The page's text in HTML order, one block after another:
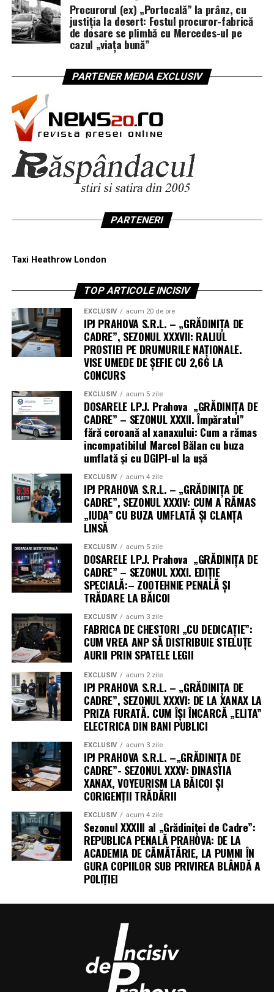
Procurorul (ex) „Portocală” la prânz, cu
justiția la desert: Fostul procuror-fabrică
de dosare se plimbă cu Mercedes-ul pe
cazul „viața bună”
PARTENER MEDIA EXCLUSIV
PARTENERI
Taxi Heathrow London
TOP ARTICOLE INCISIV
EXCLUSIV acum 20 de ore
IPJ PRAHOVA S.R.L. – „GRĂDINIȚA DE
CADRE”, SEZONUL XXXVII: RALIUL
PROSTIEI PE DRUMURILE NAȚIONALE.
VISE UMEDE DE ȘEFIE CU 2,66 LA
CONCURS
EXCLUSIV acum 5 zile
DOSARELE I.P.J. Prahova „GRĂDINIȚA DE
CADRE” – SEZONUL XXXII. Împăratul”
fără coroană al xanaxului: Cum a rămas
incompatibilul Marcel Bălan cu buza
umflată și cu DGIPI-ul la ușă
EXCLUSIV acum 4 zile
IPJ PRAHOVA S.R.L. – „GRĂDINIȚA DE
CADRE”, SEZONUL XXXIV: CUM A RĂMAS
„IUDA” CU BUZA UMFLATĂ ȘI CLANȚA
LINSĂ
EXCLUSIV acum 5 zile
DOSARELE I.P.J. Prahova „GRĂDINIȚA DE
CADRE” – SEZONUL XXXI. EDIȚIE
SPECIALĂ:– ZOOTEHNIE PENALĂ ȘI
TRĂDARE LA BĂICOI
EXCLUSIV acum 3 zile
FABRICA DE CHESTORI „CU DEDICAȚIE”:
CUM VREA ANP SĂ DISTRIBUIE STELUȚE
AURII PRIN SPATELE LEGII
EXCLUSIV acum 2 zile
IPJ PRAHOVA S.R.L. – „GRĂDINIȚA DE
CADRE”, SEZONUL XXXVI: DE LA XANAX LA
PRIZA FURATĂ. CUM ÎȘI ÎNCARCĂ „ELITA”
ELECTRICA DIN BANI PUBLICI
EXCLUSIV acum 3 zile
IPJ PRAHOVA S.R.L. –„GRĂDINIȚA DE
CADRE”- SEZONUL XXXV: DINASTIA
XANAX, VOYEURISM LA BĂICOI ȘI
CORIGENȚII TRĂDĂRII
EXCLUSIV acum 4 zile
Sezonul XXXIII al „Grădiniței de Cadre”:
REPUBLICA PENALĂ PRAHOVA: DE LA
ACADEMIA DE CĂMĂTĂRIE, LA PUMNI ÎN
GURA COPIILOR SUB PRIVIREA BLÂNDĂ A
POLIȚIEI